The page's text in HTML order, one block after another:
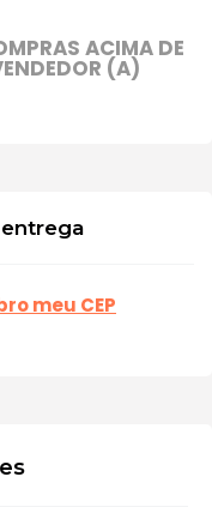
ACIMA DE
(A)
meu CEP